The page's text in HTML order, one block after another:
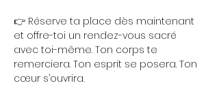
👉 Réserve ta place dès maintenant
et offre-toi un rendez-vous sacré
avec toi-même. Ton corps te
remerciera. Ton esprit se posera. Ton
cœur s’ouvrira.